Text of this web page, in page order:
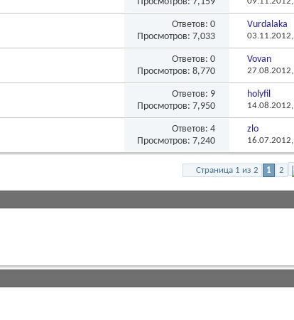
Ответов:0
Просмотров: 7,033
Vurdalaka
03.11.2012,
Ответов:0
Просмотров: 8,770
Vovan
27.08.2012,
Ответов: 9
Просмотров: 7,950
holyfil
14.08.2012,
Ответов:4
Просмотров: 7,240
zlo
16.07.2012,
Страница 1 из 2 1 2